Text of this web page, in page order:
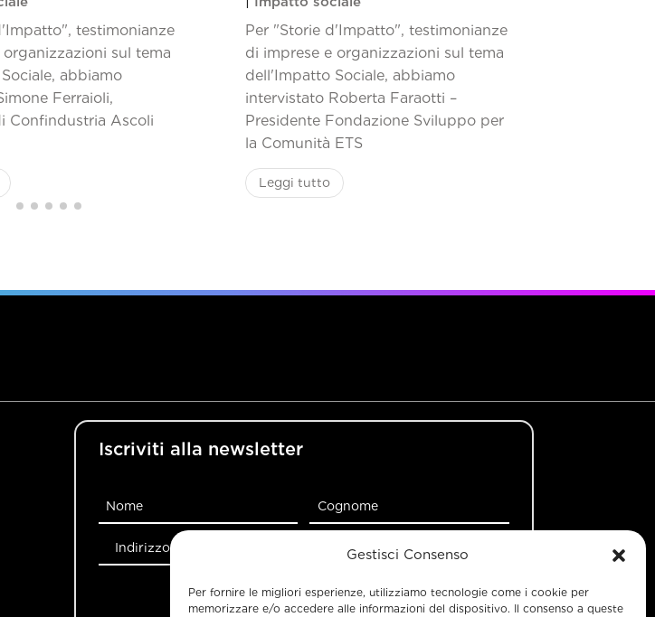
Gestisci Consenso
Per fornire le migliori esperienze, utilizziamo tecnologie come i cookie per
memorizzare e/o accedere alle informazioni del dispositivo. Il consenso a queste
testimonianze
sul tema
abbiamo
Ferraioli,
Confindustria Ascoli
Per "Storie d'Impatto", testimonianze
di imprese e organizzazioni sul tema
dell'Impatto Sociale, abbiamo
intervistato Roberta Faraotti –
Presidente Fondazione Sviluppo per
la Comunità ETS
Leggi tutto
Iscriviti alla newsletter
CONFERMA